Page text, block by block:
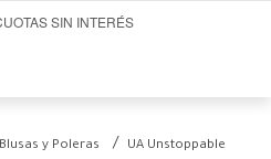
SIN INTERÉS
Blusas y Poleras
UA Unstoppable